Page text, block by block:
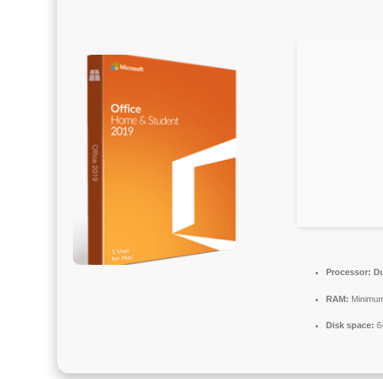
Processor:
RAM:
Disk space: